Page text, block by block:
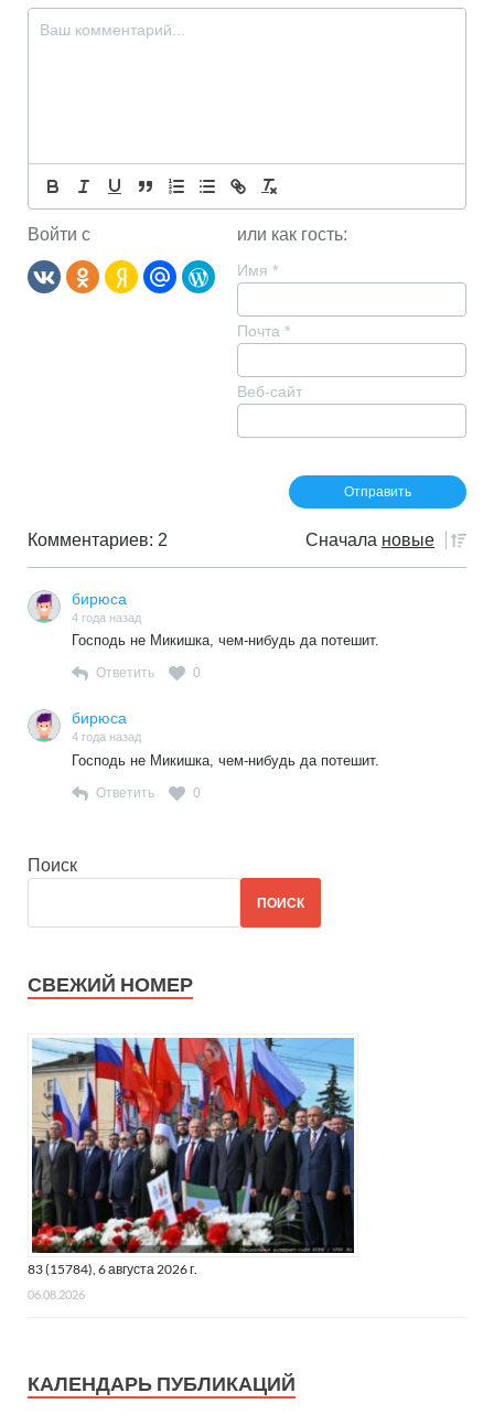
Войти с или как гость:
Имя *
Почта *
Веб-сайт
Комментариев: 2 Сначала новые
бирюса
4 года назад
Господь не Микишка, чем-нибудь да потешит.
Ответить 0
бирюса
4 года назад
Господь не Микишка, чем-нибудь да потешит.
Ответить 0
Поиск
ПОИСК
СВЕЖИЙ НОМЕР
83 (15784), 6 августа 2026 г.
06.08.2026
КАЛЕНДАРЬ ПУБЛИКАЦИЙ